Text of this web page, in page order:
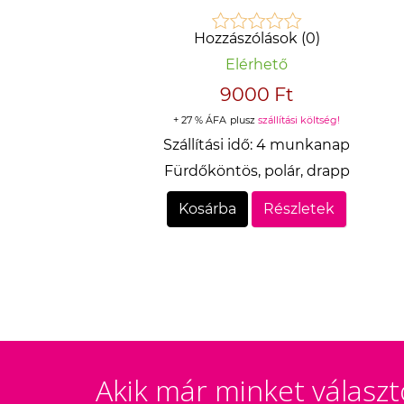
Hozzászólások (0)
Elérhető
9000 Ft
+ 27 % ÁFA pluszszállítási költség!
Szállítási idő:4 munkanap
Fürdőköntös, polár, drapp
Kosárba Részletek
Akik már minket